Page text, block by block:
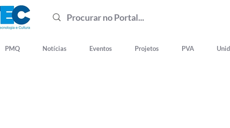
PMQ Notícias Eventos Projetos PVA